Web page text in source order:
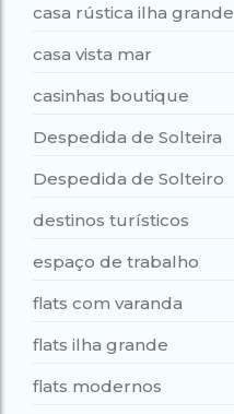
casa rústica ilha grande
casa vista mar
casinhas boutique
Despedida de Solteira
Despedida de Solteiro
destinos turísticos
espaço de trabalho
flats com varanda
flats ilha grande
flats modernos